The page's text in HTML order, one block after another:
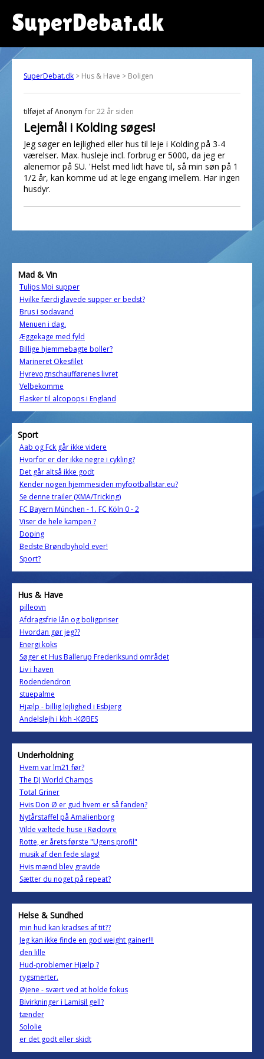
SuperDebat.dk
SuperDebat.dk > Hus & Have > Boligen
tilføjet afAnonym for 22 år siden
Lejemål i Kolding søges!
Jeg søger en lejlighed eller hus til leje i Kolding på 3-4
værelser. Max. husleje incl. forbrug er 5000, da jeg er
alenemor på SU. 'Helst med lidt have til, så min søn på 1
1/2 år, kan komme ud at lege engang imellem. Har ingen
husdyr.
Mad & Vin
Tulips Moi supper
Hvilke færdiglavede supper er bedst?
Brus i sodavand
Menuen i dag.
Æggekage med fyld
Billige hjemmebagte boller?
Marineret Okesfilet
Hyrevognschaufførenes livret
Velbekomme
Flasker til alcopops i England
Sport
Aab og Fck går ikke videre
Hvorfor er der ikke negre i cykling?
Det går altså ikke godt
Kender nogen hjemmesiden myfootballstar.eu?
Se denne trailer (XMA/Tricking)
FC Bayern München - 1. FC Köln 0 - 2
Viser de hele kampen ?
Doping
Bedste Brøndbyhold ever!
Sport?
Hus & Have
pilleovn
Afdragsfrie lån og boligpriser
Hvordan gør jeg??
Energi koks
Søger et Hus Ballerup Frederiksund området
Liv i haven
Rodendendron
stuepalme
Hjælp - billig lejlighed i Esbjerg
Andelslejh i kbh -KØBES
Underholdning
Hvem var lm21 før?
The DJ World Champs
Total Griner
Hvis Don Ø er gud hvem er så fanden?
Nytårstaffel på Amalienborg
Vilde væltede huse i Rødovre
Rotte, er årets første "Ugens profil"
musik af den fede slags!
Hvis mænd blev gravide
Sætter du noget på repeat?
Helse & Sundhed
min hud kan kradses af tit??
Jeg kan ikke finde en god weight gainer!!!
den lille
Hud-problemer Hjælp ?
rygsmerter.
Øjene - svært ved at holde fokus
Bivirkninger i Lamisil gell?
tænder
Sololie
er det godt eller skidt